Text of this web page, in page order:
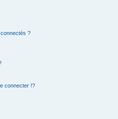
?
connecter !?